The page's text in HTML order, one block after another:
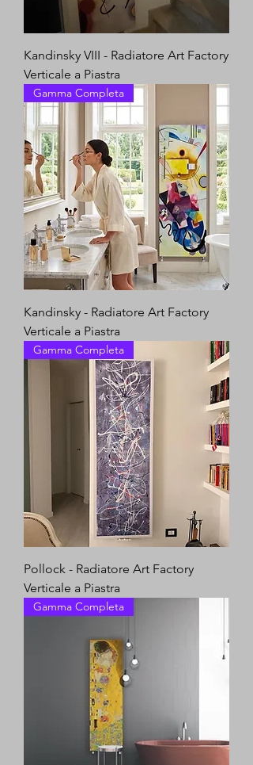
Kandinsky VIII - Radiatore Art Factory
Verticale a Piastra
Gamma Completa
Kandinsky - Radiatore Art Factory
Verticale a Piastra
Gamma Completa
Pollock - Radiatore Art Factory
Verticale a Piastra
Gamma Completa